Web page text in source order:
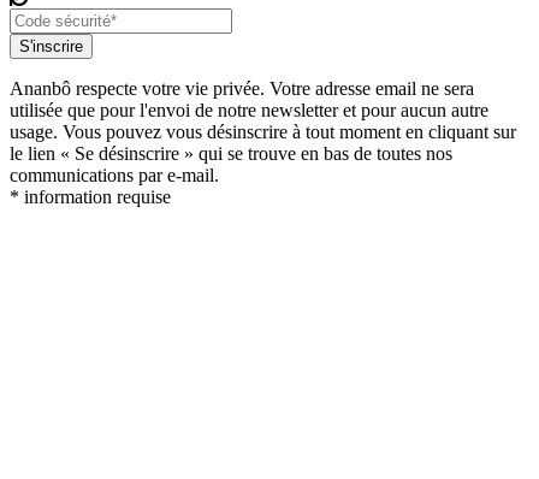
S'inscrire
Ananbô respecte votre vie privée. Votre adresse email ne sera
utilisée que pour l'envoi de notre newsletter et pour aucun autre
usage. Vous pouvez vous désinscrire à tout moment en cliquant sur
le lien « Se désinscrire » qui se trouve en bas de toutes nos
communications par e-mail.
* information requise